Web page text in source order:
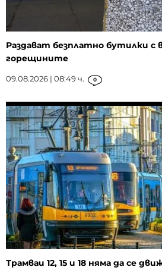
Раздават безплатно бутилки с
горещините
09.08.2026 | 08:49 ч. 0
Трамваи 12, 15 и 18 няма да се